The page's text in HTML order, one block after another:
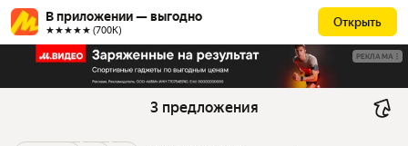
В приложении — выгодно
★★★★★ (700К)
Открыть
РЕКЛАМА
3 предложения